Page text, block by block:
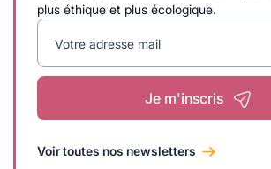
plus éthique et plus écologique.
Votre adresse mail
Je m'inscris
Voir toutes nos newsletters